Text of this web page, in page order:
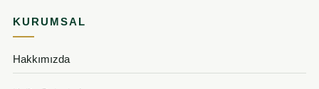
KURUMSAL
Hakkımızda